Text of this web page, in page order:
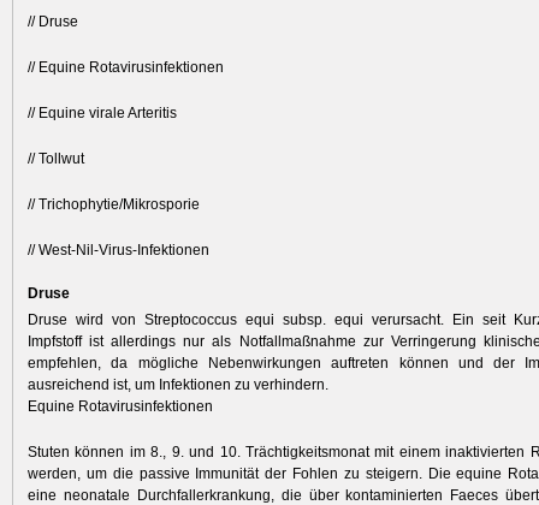
// Druse
// Equine Rotavirusinfektionen
// Equine virale Arteritis
// Tollwut
// Trichophytie/Mikrosporie
// West-Nil-Virus-Infektionen
Druse
Druse wird von Streptococcus equi subsp. equi verursacht. Ein seit
Impfstoff ist allerdings nur als Notfallmaßnahme zur Verringerung
empfehlen, da mögliche Nebenwirkungen auftreten können und der
ausreichend ist, um Infektionen zu verhindern.
Equine Rotavirusinfektionen
Stuten können im 8., 9. und 10. Trächtigkeitsmonat mit einem inaktivierten
werden, um die passive Immunität der Fohlen zu steigern. Die equine
eine neonatale Durchfallerkrankung, die über kontaminierten Faeces